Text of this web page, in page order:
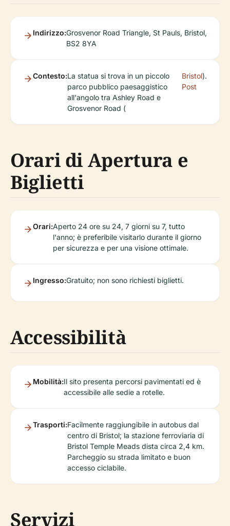
Indirizzo:Grosvenor Road Triangle, St Pauls, Bristol,
BS2 8YA
Contesto:La statua si trova in un piccolo
parco pubblico paesaggistico
all'angolo tra Ashley Road e
Grosvenor Road (
Bristol
Post
).
Orari di Apertura e
Biglietti
Orari:Aperto 24 ore su 24, 7 giorni su 7, tutto
l'anno; è preferibile visitarlo durante il giorno
per sicurezza e per una visione ottimale.
Ingresso:Gratuito; non sono richiesti biglietti.
Accessibilità
Mobilità:Il sito presenta percorsi pavimentati ed è
accessibile alle sedie a rotelle.
Trasporti:Facilmente raggiungibile in autobus dal
centro di Bristol; la stazione ferroviaria di
Bristol Temple Meads dista circa 2,4 km.
Parcheggio su strada limitato e buon
accesso ciclabile.
Servizi